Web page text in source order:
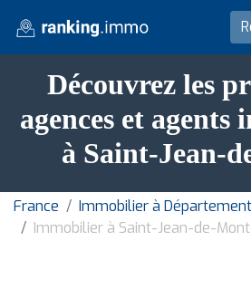
Découvrez les
agences et
à Saint-Jean-
France
Immobilier à
Immobilier à Saint-Jean-de-